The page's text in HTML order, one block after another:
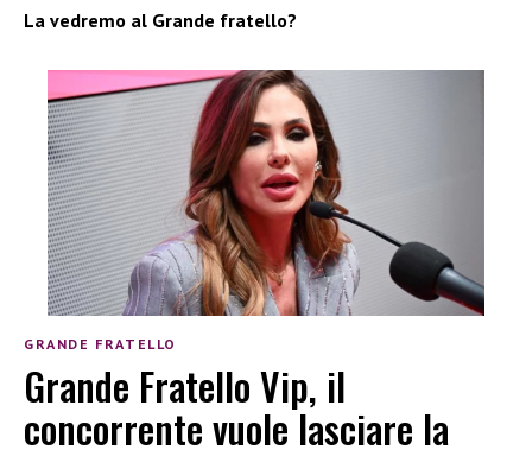
La vedremo al Grande fratello?
GRANDE FRATELLO
Grande Fratello Vip, il
concorrente vuole lasciare la